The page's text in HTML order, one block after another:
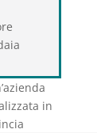
in